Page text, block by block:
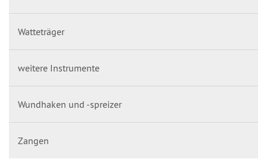
Watteträger
weitere Instrumente
Wundhaken und -spreizer
Zangen